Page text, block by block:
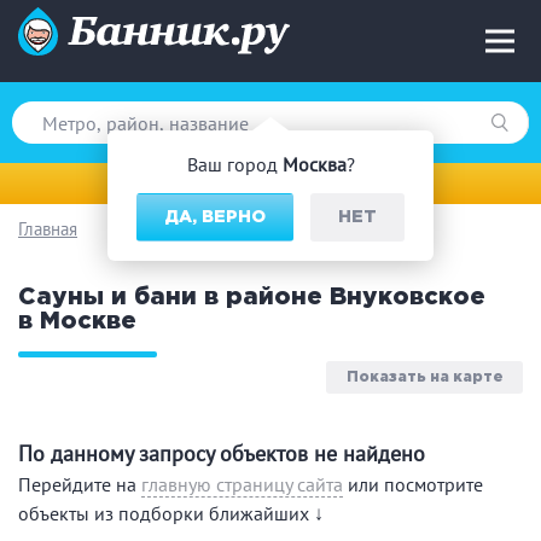
Ваш город Москва?
ДА, ВЕРНО НЕТ
Вид парной
Русская баня
Финская сауна
Турецкая баня
На дровах
Поводы
Загородный отдых
Главная
Сауны и бани в районе Внуковское
в Москве
Показать на карте
По данному запросу объектов не найдено
Перейдите на главную страницу сайта или посмотрите
объекты из подборки ближайших ↓